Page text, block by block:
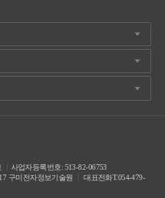
사업자등록번호: 513-82-06753
구미전자정보기술원
대표전화T.054-479-